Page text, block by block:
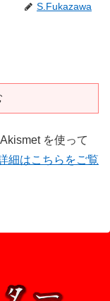
S.Fukazawa
を使って
細はこちらをご覧